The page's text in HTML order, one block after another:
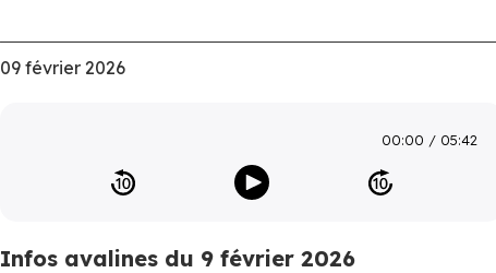
09 février 2026
00:00 05:42
Infos avalines du 9 février 2026